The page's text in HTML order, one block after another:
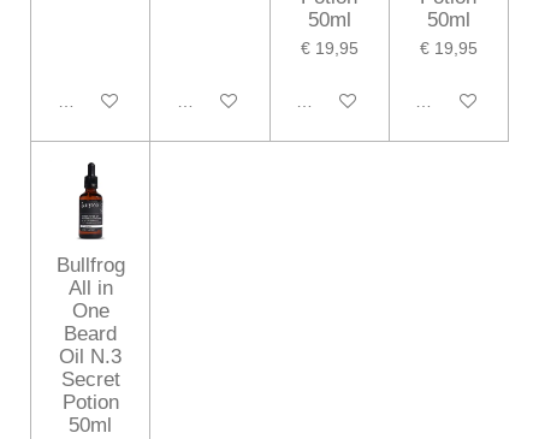
In winkelwagen In winkelwagen
50ml
€ 19,95
In winkelwagen
50ml
€ 19,95
In winkelwagen
Bullfrog
All in
One
Beard
Oil N.3
Secret
Potion
50ml